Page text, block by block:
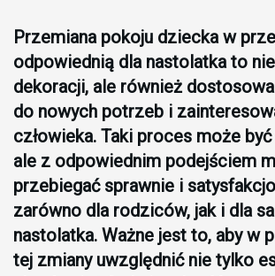
Przemiana pokoju dziecka w
odpowiednią dla nastolatka to
dekoracji, ale również
do nowych potrzeb i
człowieka. Taki proces może
ale z odpowiednim podejściem
przebiegać sprawnie i
zarówno dla rodziców, jak i dla
nastolatka. Ważne jest to, aby w
tej zmiany uwzględnić nie tylko